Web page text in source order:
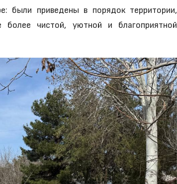
были приведены в порядок территории,
чистой, уютной и благоприятной